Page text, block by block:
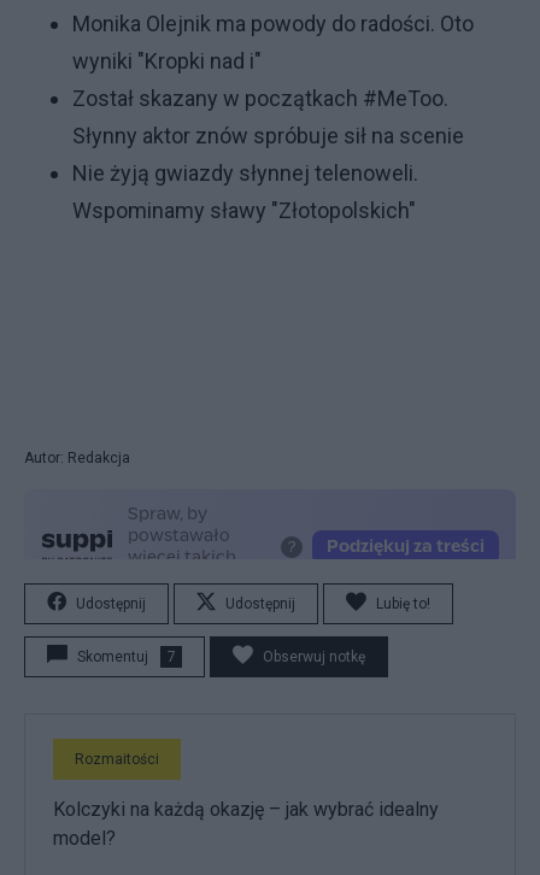
Monika Olejnik ma powody do radości. Oto
wyniki "Kropki nad i"
Został skazany w początkach #MeToo.
Słynny aktor znów spróbuje sił na scenie
Nie żyją gwiazdy słynnej telenoweli.
Wspominamy sławy "Złotopolskich"
Autor: Redakcja
Udostępnij Udostępnij Lubię to!
Skomentuj 7 Obserwuj notkę
Rozmaitości
Kolczyki na każdą okazję – jak wybrać idealny
model?